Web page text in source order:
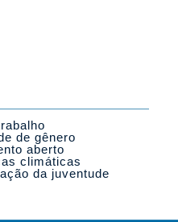
de gênero
aberto
climáticas
da juventude